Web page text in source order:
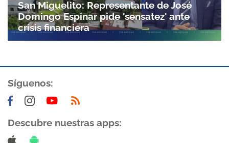
San Miguelito: Representante de José
Domingo Espinar pide 'sensatez' ante
crisis financiera
Síguenos:
Descubre nuestras apps: